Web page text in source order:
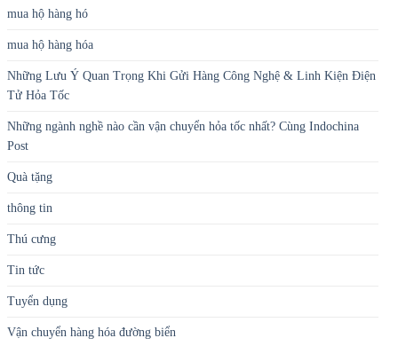
mua hộ hàng hó
mua hộ hàng hóa
Những Lưu Ý Quan Trọng Khi Gửi Hàng Công Nghệ & Linh Kiện Điện
Tử Hỏa Tốc
Những ngành nghề nào cần vận chuyển hỏa tốc nhất? Cùng Indochina
Post
Quà tặng
thông tin
Thú cưng
Tin tức
Tuyển dụng
Vận chuyển hàng hóa đường biển